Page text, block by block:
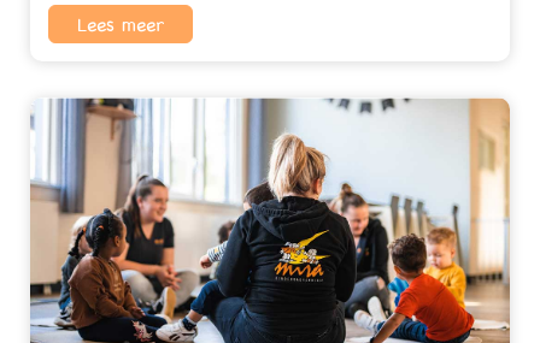
Lees meer